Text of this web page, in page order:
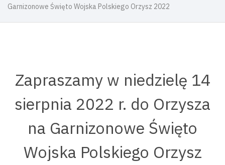
Garnizonowe Święto Wojska Polskiego Orzysz 2022
Zapraszamy w niedzielę 14
sierpnia 2022 r. do Orzysza
na Garnizonowe Święto
Wojska Polskiego Orzysz